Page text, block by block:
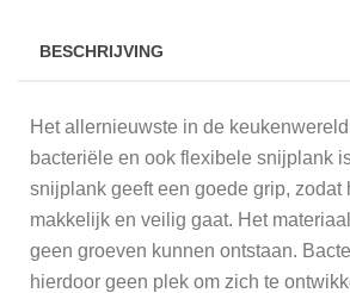
BESCHRIJVING
Het allernieuwste in de
bacteriële en ook flexibele snijplank
snijplank geeft een goede grip, zodat
makkelijk en veilig gaat. Het
geen groeven kunnen ontstaan.
hierdoor geen plek om zich te